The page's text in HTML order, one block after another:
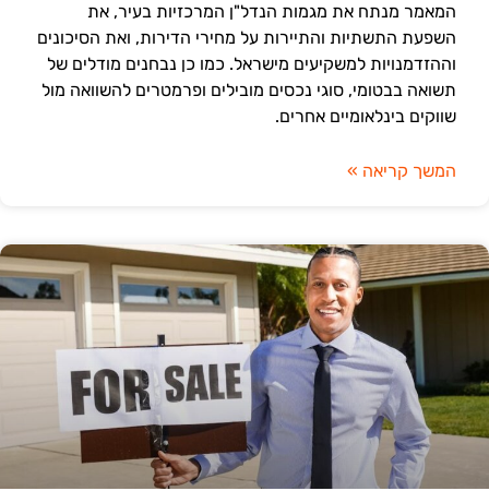
המאמר מנתח את מגמות הנדל"ן המרכזיות בעיר, את
השפעת התשתיות והתיירות על מחירי הדירות, ואת הסיכונים
וההזדמנויות למשקיעים מישראל. כמו כן נבחנים מודלים של
תשואה בבטומי, סוגי נכסים מובילים ופרמטרים להשוואה מול
שווקים בינלאומיים אחרים.
המשך קריאה »